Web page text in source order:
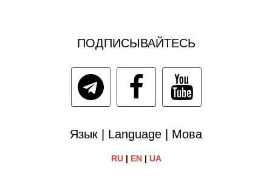
ПОДПИСЫВАЙТЕСЬ
Язык | Language | Мова
RU| EN| UA